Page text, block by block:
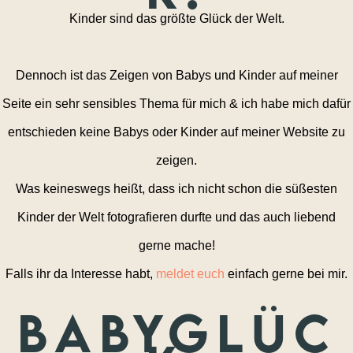
Kinder sind das größte Glück der Welt.
Dennoch ist das Zeigen von Babys und Kinder auf meiner
Seite ein sehr sensibles Thema für mich & ich habe mich dafür
entschieden keine Babys oder Kinder auf meiner Website zu
zeigen.
Was keineswegs heißt, dass ich nicht schon die süßesten
Kinder der Welt fotografieren durfte und das auch liebend
gerne mache!
Falls ihr da Interesse habt, meldet euch einfach gerne bei mir.
Babyglüc